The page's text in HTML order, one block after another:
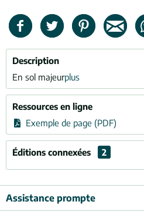
Description
En sol majeurplus
Ressources en ligne
Exemple de page (PDF)
Éditions connexées 2
Assistance prompte